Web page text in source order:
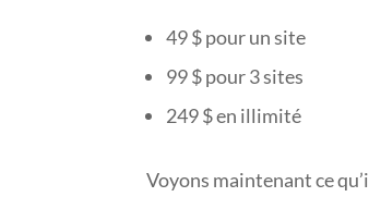
49 $ pour un site
99 $ pour 3 sites
249 $ en illimité
Voyons maintenant ce